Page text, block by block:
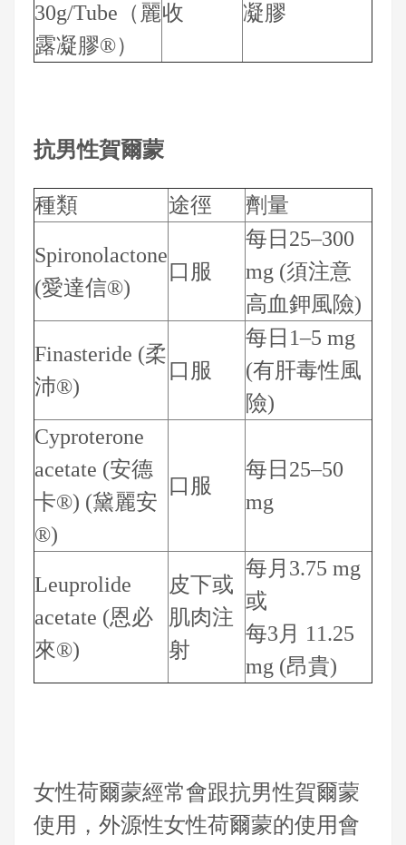
30g/Tube（麗
露凝膠®）
收
凝膠
抗男性賀爾蒙
種類 途徑 劑量
Spironolactone
(愛達信®)
口服
每日25–300
mg (須注意
高血鉀風險)
Finasteride (柔
沛®)
口服
每日1–5 mg
(有肝毒性風
險)
Cyproterone
acetate (安德
卡®) (黛麗安
®)
口服
每日25–50
mg
Leuprolide
acetate (恩必
來®)
皮下或
肌肉注
射
每月3.75 mg
或
每3月 11.25
mg (昂貴)
女性荷爾蒙經常會跟抗男性賀爾蒙
使用，外源性女性荷爾蒙的使用會